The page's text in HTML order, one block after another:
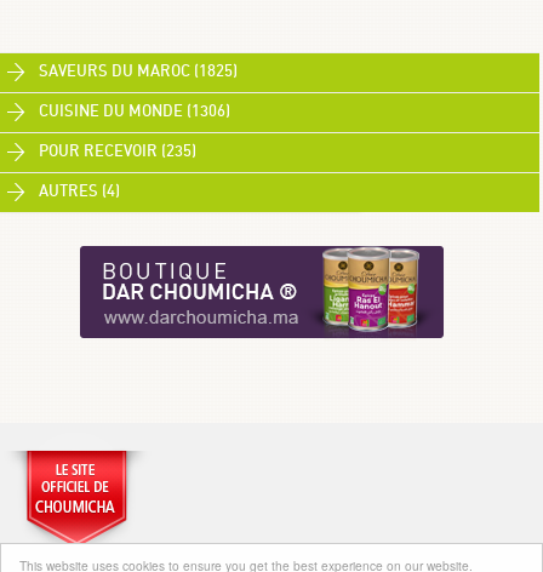
This website uses cookies to ensure you get the best experience on our website.
SAVEURS DU MAROC (1825)
CUISINE DU MONDE (1306)
POUR RECEVOIR (235)
AUTRES (4)